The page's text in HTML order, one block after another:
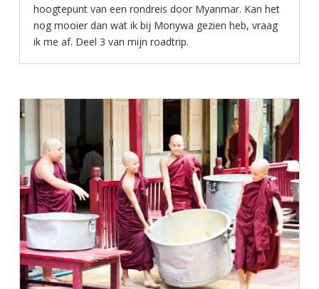
hoogtepunt van een rondreis door Myanmar. Kan het
nog mooier dan wat ik bij Monywa gezien heb, vraag
ik me af. Deel 3 van mijn roadtrip.